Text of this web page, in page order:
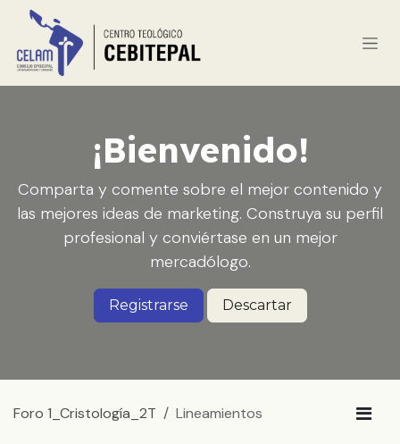
Ir al contenido
¡Bienvenido!
Comparta y comente sobre el mejor contenido y
las mejores ideas de marketing. Construya su perfil
profesional y conviértase en un mejor
mercadólogo.
Registrarse Descartar
Foro 1_Cristología_2T Lineamientos